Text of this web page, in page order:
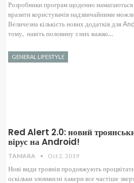
Розробники програм щоденно
вразити користувачів надзвичайними
Величезна кількість нових додатків для
тому, навіть половину з них важко…
GENERAL LIFESTYLE
Red Alert 2.0: новий
вірус на Android!
TAMARA Oct 2, 2019
Нові види троянів продовжують
оскільки зловмисні хакери все частіше